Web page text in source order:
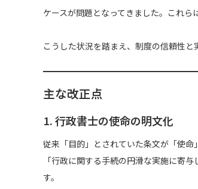
ケースが問題となってきました。これら
こうした状況を踏まえ、制度の信頼性と
主な改正点
1. 行政書士の使命の明文化
従来「目的」とされていた条文が「使命
「行政に関する手続の円滑な実施に寄
す。